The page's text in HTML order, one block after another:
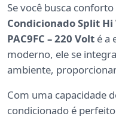
Se você busca
Condicionado Split
PAC9FC – 220 Volt é a
moderno, ele se
ambiente,
Com uma capacidade
condicionado é